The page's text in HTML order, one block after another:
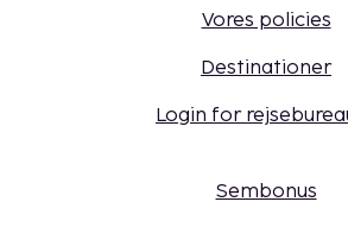
Vores policies
Destinationer
Login for
Sembonus